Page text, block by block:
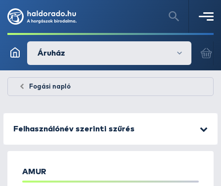
Áruház
Fogási napló
Felhasználónév szerinti szűrés
AMUR